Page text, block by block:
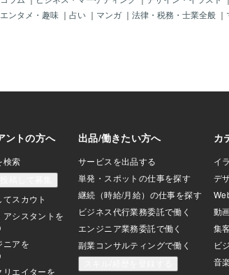
イラストは何
かなか利益に
チは異なりま
パンフや冊子
しているデザ
手企業に売り
エンタメ・趣味 ｜ 占い ｜ マンガ ｜ 法律・税務・士業全般 ｜